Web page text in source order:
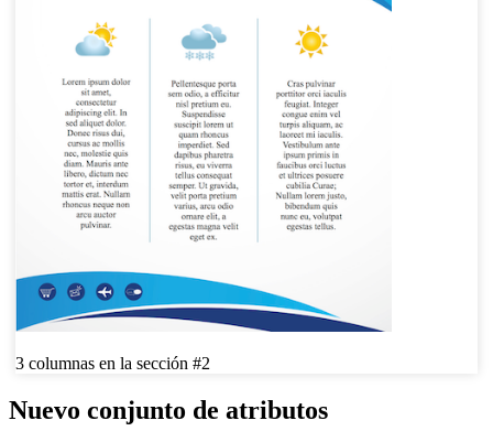
3 columnas en la sección #2
Nuevo conjunto de atributos